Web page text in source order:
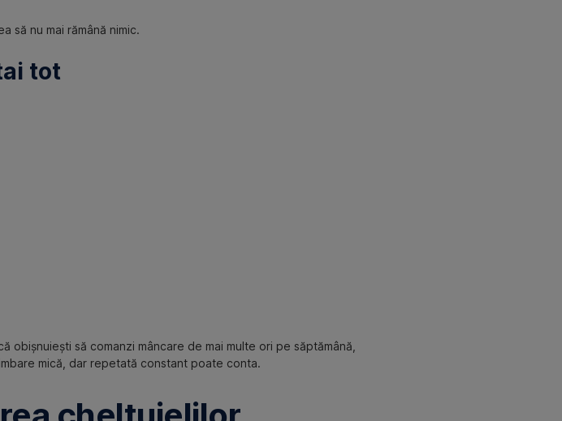
să nu mai rămână nimic.
tot
să comanzi mâncare de mai multe ori pe săptămână,
mică, dar repetată constant poate conta.